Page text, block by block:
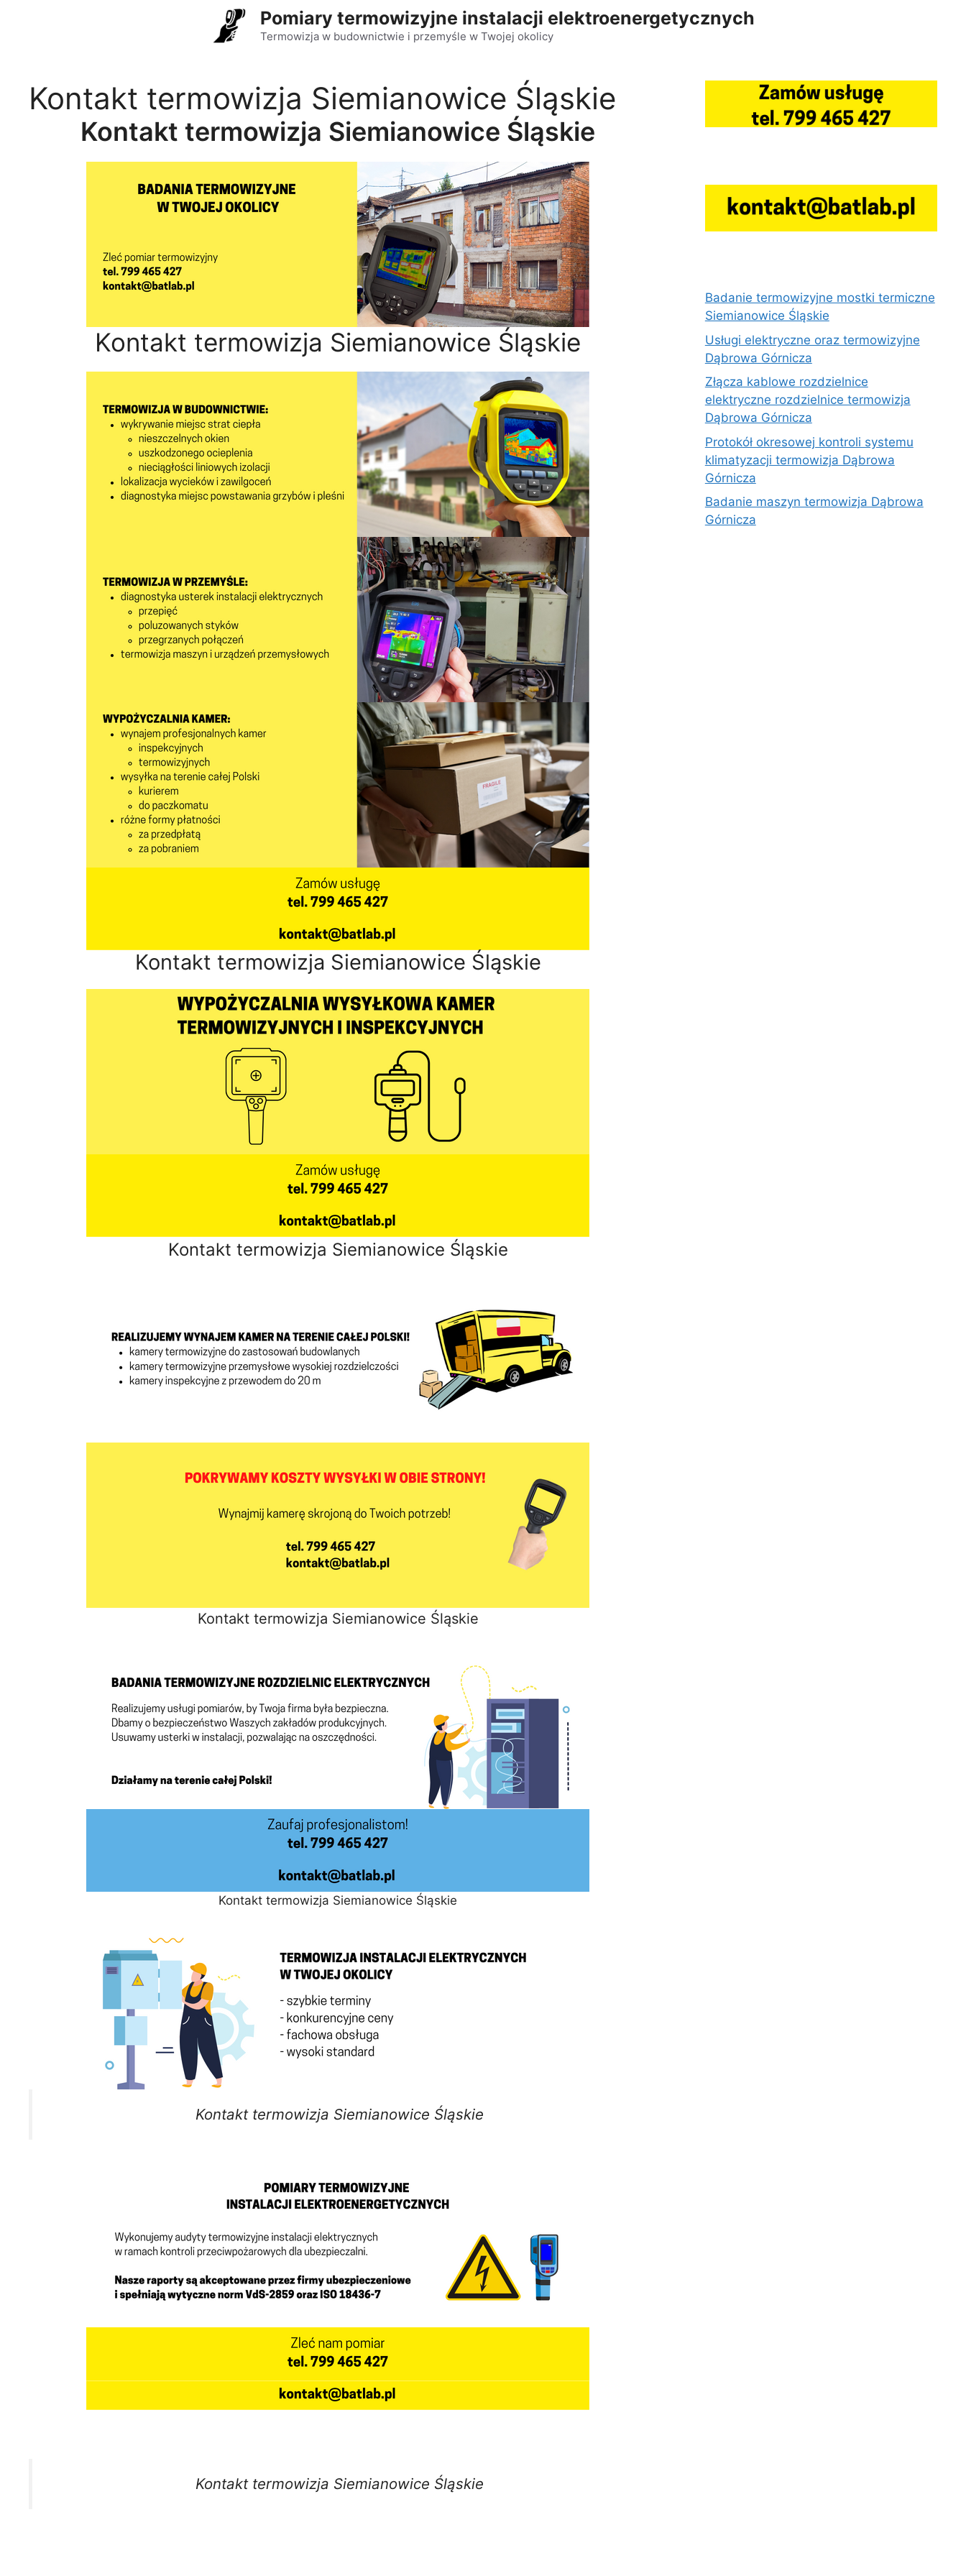
Pomiary termowizyjne instalacji elektroenergetycznych
Termowizja w budownictwie i przemyśle w Twojej okolicy
Kontakt termowizja Siemianowice Śląskie
Kontakt termowizja Siemianowice Śląskie
Kontakt termowizja Siemianowice Śląskie
Kontakt termowizja Siemianowice Śląskie
Kontakt termowizja Siemianowice Śląskie
Kontakt termowizja Siemianowice Śląskie
Kontakt termowizja Siemianowice Śląskie
Kontakt termowizja Siemianowice Śląskie
Kontakt termowizja Siemianowice Śląskie
Badanie termowizyjne mostki termiczne
Siemianowice Śląskie
Usługi elektryczne oraz termowizyjne
Dąbrowa Górnicza
Złącza kablowe rozdzielnice
elektryczne rozdzielnice termowizja
Dąbrowa Górnicza
Protokół okresowej kontroli systemu
klimatyzacji termowizja Dąbrowa
Górnicza
Badanie maszyn termowizja Dąbrowa
Górnicza